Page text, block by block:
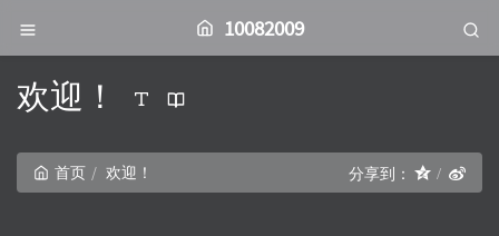
10082009
欢迎！
首页 欢迎！ 分享到：